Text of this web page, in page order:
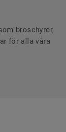
broschyrer,
för alla våra